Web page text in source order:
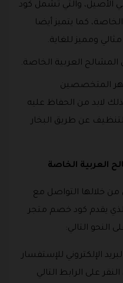
الأصيل، والتي تشمل كود
كما يتميز أيضا
ومميز للغاية.
العربية الخاصة.
المتخصصين
لابد من الحفاظ عليه
عن طريق البخار
العربية الخاصة
من خلالها التواصل مع
يقدم كود خصم متجر
النحو التالي:
الإلكتروني للإستفسار
على الرابط التالي